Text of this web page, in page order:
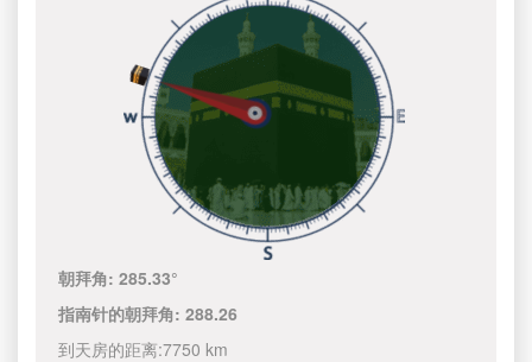
朝拜角:285.33°
指南针的朝拜角:288.26
到天房的距离:7750 km